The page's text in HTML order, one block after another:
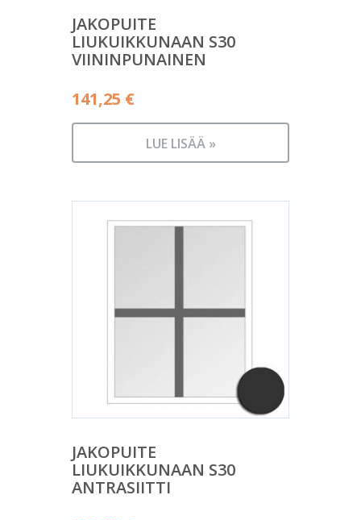
JAKOPUITE
LIUKUIKKUNAAN S30
VIININPUNAINEN
141,25 €
LUE LISÄÄ »
JAKOPUITE
LIUKUIKKUNAAN S30
ANTRASIITTI